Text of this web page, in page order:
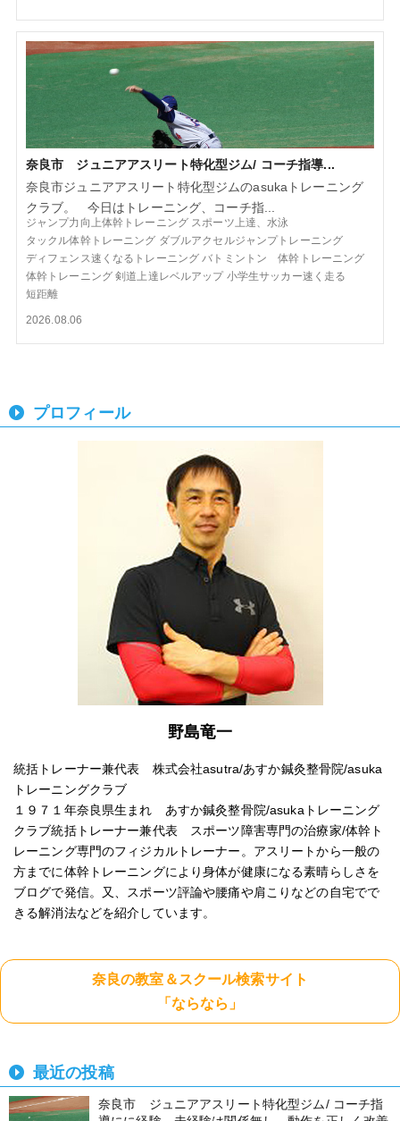
奈良市 ジュニアアスリート特化型ジム/ コーチ指導...
奈良市ジュニアアスリート特化型ジムのasukaトレーニング
クラブ。 今日はトレーニング、コーチ指...
ジャンプ力向上体幹トレーニング スポーツ上達、水泳
タックル体幹トレーニング ダブルアクセルジャンプトレーニング
ディフェンス速くなるトレーニング バトミントン 体幹トレーニング
体幹トレーニング 剣道上達レベルアップ 小学生サッカー速く走る
短距離
2026.08.06
プロフィール
野島竜一
統括トレーナー兼代表 株式会社asutra/あすか鍼灸整骨院/asuka
トレーニングクラブ
１９７１年奈良県生まれ あすか鍼灸整骨院/asukaトレーニング
クラブ統括トレーナー兼代表 スポーツ障害専門の治療家/体幹ト
レーニング専門のフィジカルトレーナー。アスリートから一般の
方までに体幹トレーニングにより身体が健康になる素晴らしさを
ブログで発信。又、スポーツ評論や腰痛や肩こりなどの自宅でで
きる解消法などを紹介しています。
奈良の教室＆スクール検索サイト
「ならなら」
最近の投稿
奈良市 ジュニアアスリート特化型ジム/ コーチ指